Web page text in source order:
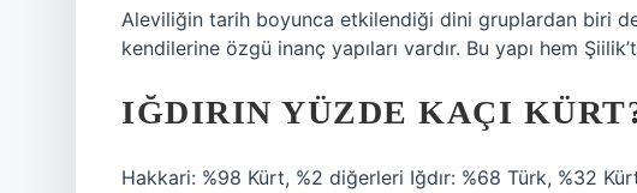
Aleviliğin tarih boyunca etkilendiği dini gruplardan biri
kendilerine özgü inanç yapıları vardır. Bu yapı hem
IĞDIRIN YÜZDE KAÇI
Hakkari: %98 Kürt, %2 diğerleri Iğdır: %68 Türk, %32